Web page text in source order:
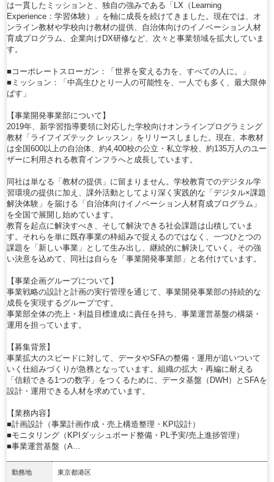
は一貫したミッションと、独自の強みである「LX（Learning
Experience：学習体験）」を軸に成長を続けてきました。現在では、オ
ンライン教材や学校向け教材の提供、自治体向けのイノベーション人材
育成プログラム、企業向けDX研修など、次々と事業領域を拡大していま
す。
■コーポレートスローガン：「世界を変える力を、すべての人に。」
■ミッション：「中高生ひとり一人の可能性を、一人でも多く、最大限伸
ばす」
【事業開発事業部について】
2019年、新学習指導要領に対応した学校向けオンラインプログラミング
教材「ライフイズテック レッスン」をリリースしました。現在、本教材
は全国600以上の自治体、約4,400校の公立・私立学校、約135万人のユー
ザーに利用される教育インフラへと成長しています。
同社は単なる「教材の提供」に留まりません。学校教育でのデジタル学
習環境の提供に加え、課外活動としてより深く実践的な「デジタル×課題
解決体験」を届ける「自治体向けイノベーション人材育成プログラム」
を全国で展開し始めています。
教育を起点に解決すべき、そして解決できる社会課題は山積していま
す。それらを単に既存事業の枠組みで捉えるのではなく、一つひとつの
課題を「新しい事業」として生み出し、継続的に解決していく。その強
い決意を込めて、同社は自らを「事業開発事業部」と名付けています。
【事業企画グループについて】
事業戦略の設計と計画の実行管理を通じて、事業開発事業部の持続的な
成長を実現するグループです。
事業部全体の売上・利益目標達成に責任を持ち、事業運営基盤の構築・
運用を担っています。
【募集背景】
事業拡大のスピードに対して、データやSFAの整備・運用が追いついて
いく仕組みづくりが急務となっています。組織の拡大・再編に耐える
「信頼できる1つの数字」をつくるために、データ基盤（DWH）とSFAを
設計・運用できる人材を求めています。
【業務内容】
■計画設計（事業計画作成・売上構造整理・KPI設計）
■モニタリング（KPIダッシュボード整備・PL予実/売上進捗管理）
■事業運営基盤（A…
勤務地 東京都港区